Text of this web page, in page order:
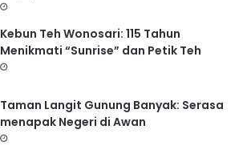
Kebun Teh Wonosari: 115 Tahun
Menikmati “Sunrise” dan Petik Teh
Taman Langit Gunung Banyak: Serasa
menapak Negeri di Awan